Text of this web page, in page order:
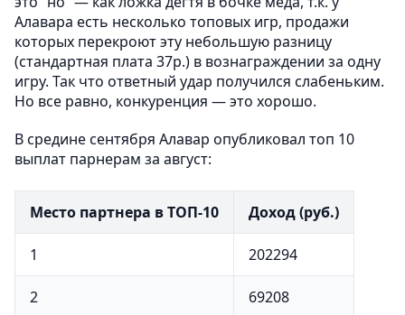
Алавара есть несколько топовых игр, продажи
которых перекроют эту небольшую разницу
(стандартная плата 37р.) в вознаграждении за одну
игру. Так что ответный удар получился слабеньким.
Но все равно, конкуренция — это хорошо.
В средине сентября Алавар опубликовал топ 10
выплат парнерам за август:
Место партнера в ТОП-10 Доход (руб.)
1 202294
2 69208